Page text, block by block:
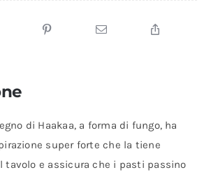
di Haakaa, a forma di fungo, ha
super forte che la tiene
tavolo e assicura che i pasti passino